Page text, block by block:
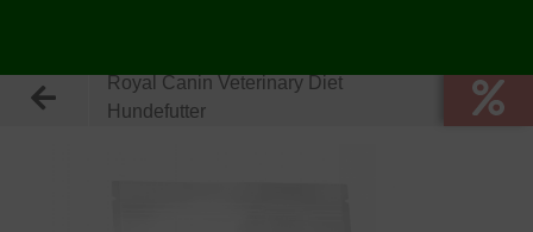
Royal Canin Veterinary Diet
Hundefutter